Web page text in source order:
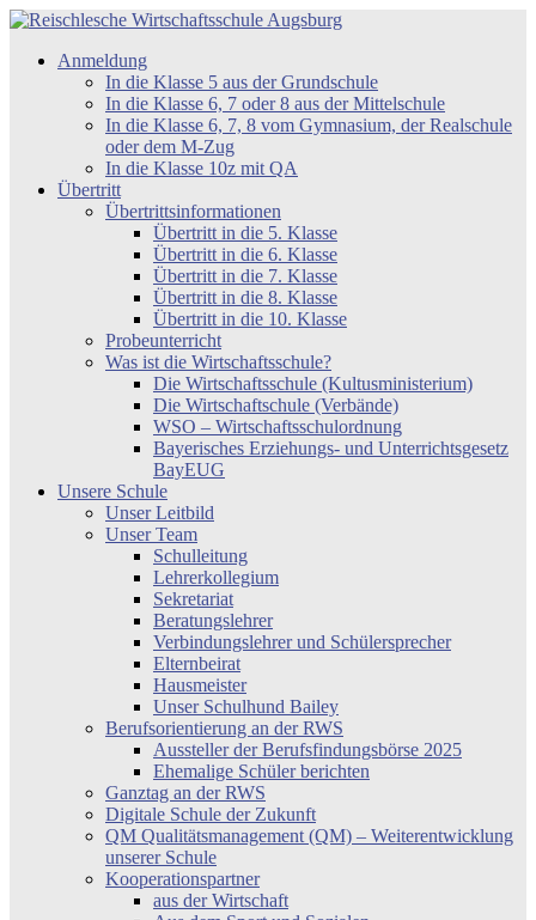
Zum
springen
Reischlesche
Wirtschaftsschule
Anmeldung
In die Klasse 5 aus der Grundschule
In die Klasse 6, 7 oder 8 aus der Mittelschule
In die Klasse 6, 7, 8 vom Gymnasium, der Realschule
oder dem M-Zug
In die Klasse 10z mit QA
Übertritt
Übertrittsinformationen
Übertritt in die 5. Klasse
Übertritt in die 6. Klasse
Übertritt in die 7. Klasse
Übertritt in die 8. Klasse
Übertritt in die 10. Klasse
Probeunterricht
Was ist die Wirtschaftsschule?
Die Wirtschaftsschule (Kultusministerium)
Die Wirtschaftschule (Verbände)
WSO – Wirtschaftsschulordnung
Bayerisches Erziehungs- und Unterrichtsgesetz
BayEUG
Unsere Schule
Unser Leitbild
Unser Team
Schulleitung
Lehrerkollegium
Sekretariat
Beratungslehrer
Verbindungslehrer und Schülersprecher
Elternbeirat
Hausmeister
Unser Schulhund Bailey
Berufsorientierung an der RWS
Aussteller der Berufsfindungsbörse 2025
Ehemalige Schüler berichten
Ganztag an der RWS
Digitale Schule der Zukunft
QM Qualitätsmanagement (QM) – Weiterentwicklung
unserer Schule
Kooperationspartner
aus der Wirtschaft